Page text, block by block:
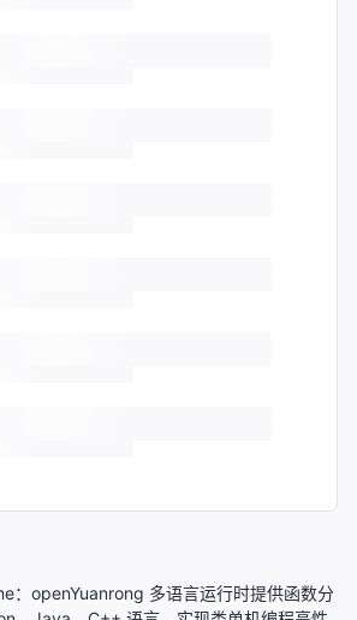
：openYuanrong 多语言运行时提供函数分